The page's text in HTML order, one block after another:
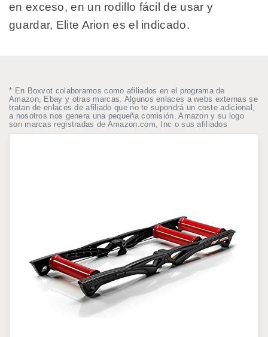
en exceso, en un rodillo fácil de usar y
guardar, Elite Arion es el indicado.
* En Boxvot colaboramos como afiliados en el programa de
Amazon, Ebay y otras marcas. Algunos enlaces a webs externas se
tratan de enlaces de afiliado que no te supondrá un coste adicional,
a nosotros nos genera una pequeña comisión. Amazon y su logo
son marcas registradas de Amazon.com, Inc o sus afiliados